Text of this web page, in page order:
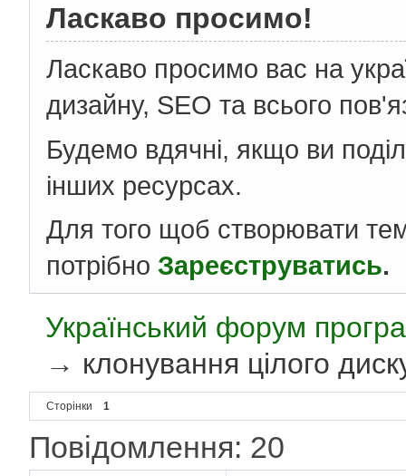
Ласкаво просимо!
Ласкаво просимо вас на
дизайну, SEO та всього
Будемо вдячні, якщо ви
інших ресурсах.
Для того щоб створювати
потрібно Зареєструватись.
Український форум
→ клонування цілого
Сторінки 1
Повідомлення: 20